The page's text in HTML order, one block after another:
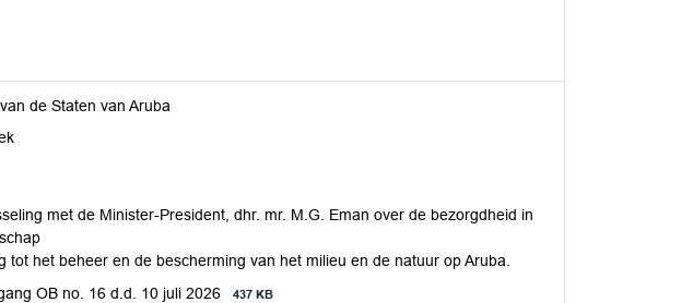
de Staten van Aruba
met de Minister-President, dhr. mr. M.G. Eman over de bezorgdheid in
tot het beheer en de bescherming van het milieu en de natuur op Aruba.
OB no. 16 d.d. 10 juli 2026 437 KB